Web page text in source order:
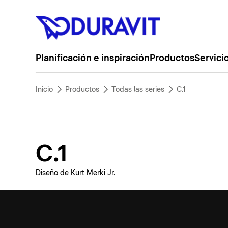
Planificación e inspiración Productos
Inicio Productos Todas las series C.1
C.1
Diseño de Kurt Merki Jr.